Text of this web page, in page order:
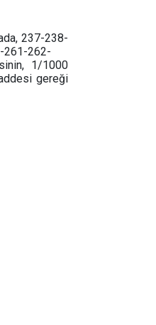
237-238-
261-262-
1/1000
gereği